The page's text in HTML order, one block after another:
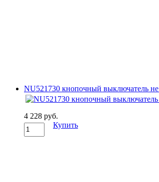
NU521730 кнопочный выключатель
4 228 руб.
Купить